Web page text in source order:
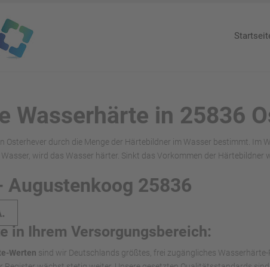
Wasserhärte in 25836
Osterhever durch die Menge der Härtebildner im Wasser bestimmt.
wird das Wasser härter. Sinkt das Vorkommen der Härtebildner
Augustenkoog 25836
in Ihrem Versorgungsbereich:
Werten sind wir Deutschlands größtes, frei zugängliches